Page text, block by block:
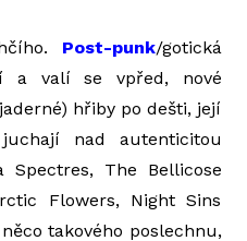
Post-punk/gotická
a valí se vpřed, nové
hřiby po dešti, její
nad autenticitou
Spectres, The Bellicose
Flowers, Night Sins
takového poslechnu,